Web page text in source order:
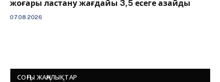
жоғары ластану жағдайы 3,5 есеге азайды
07.08.2026
СОҢҒЫ ЖАҢАЛЫҚТАР